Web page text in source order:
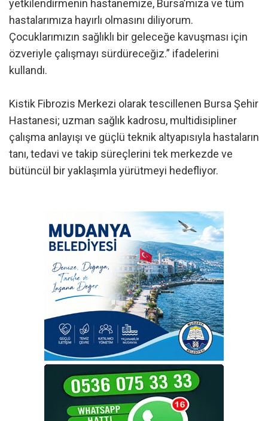
yetkilendirmenin hastanemize, Bursa’mıza ve tüm
hastalarımıza hayırlı olmasını diliyorum.
Çocuklarımızın sağlıklı bir geleceğe kavuşması için
özveriyle çalışmayı sürdüreceğiz.” ifadelerini
kullandı.
Kistik Fibrozis Merkezi olarak tescillenen Bursa Şehir
Hastanesi; uzman sağlık kadrosu, multidisipliner
çalışma anlayışı ve güçlü teknik altyapısıyla hastaların
tanı, tedavi ve takip süreçlerini tek merkezde ve
bütüncül bir yaklaşımla yürütmeyi hedefliyor.